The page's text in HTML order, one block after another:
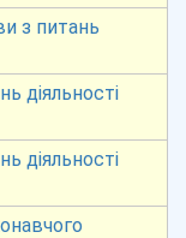
з питань
діяльності
діяльності